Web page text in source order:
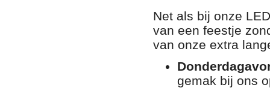
Net als bij onze
van een feestje
van onze extra
gemak bij ons